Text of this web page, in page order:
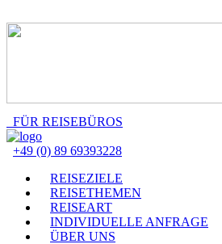
FÜR REISEBÜROS
+49 (0) 89 69393228
REISEZIELE
REISETHEMEN
REISEART
INDIVIDUELLE ANFRAGE
ÜBER UNS